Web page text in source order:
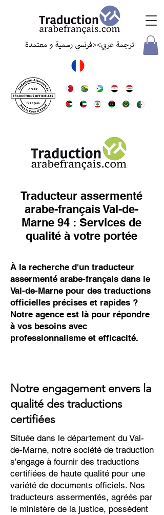
Traducteur assermenté
arabe-français Val-de-
Marne 94 : Services de
qualité à votre portée
À la recherche d'un traducteur
assermenté arabe-français dans le
Val-de-Marne pour des traductions
officielles précises et rapides ?
Notre agence est là pour répondre
à vos besoins avec
professionnalisme et efficacité.
Notre engagement envers la
qualité des traductions
certifiées
Située dans le département du Val-
de-Marne, notre société de traduction
s'engage à fournir des traductions
certifiées de haute qualité pour une
variété de documents officiels. Nos
traducteurs assermentés, agréés par
le ministère de la justice, possèdent